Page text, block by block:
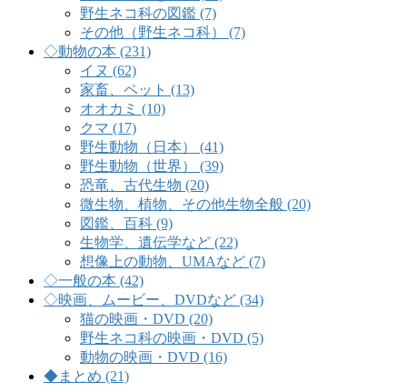
野生ネコ科の図鑑 (7)
その他（野生ネコ科） (7)
◇動物の本 (231)
イヌ (62)
家畜、ペット (13)
オオカミ (10)
クマ (17)
野生動物（日本） (41)
野生動物（世界） (39)
恐竜、古代生物 (20)
微生物、植物、その他生物全般 (20)
図鑑、百科 (9)
生物学、遺伝学など (22)
想像上の動物、UMAなど (7)
◇一般の本 (42)
◇映画、ムービー、DVDなど (34)
猫の映画・DVD (20)
野生ネコ科の映画・DVD (5)
動物の映画・DVD (16)
◆まとめ (21)